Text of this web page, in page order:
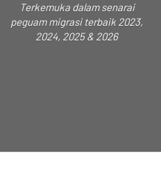
Terkemuka dalam senarai
peguam migrasi terbaik 2023,
2024, 2025 & 2026